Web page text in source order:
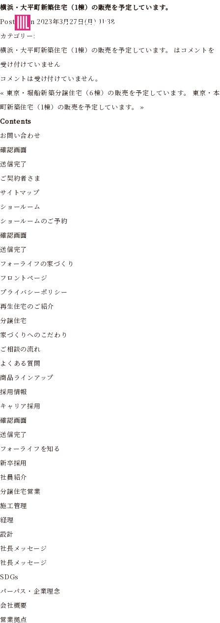
フォーライフ株式会社
横浜・大平町新築住宅（1棟）の販売を予定しています。
Posted on 2023年3月27日(月) 11:38
カテゴリー:
横浜・大平町新築住宅（1棟）の販売を予定しています。 は コメントを
受け付けていません
コメントは受け付けていません。
« 東京・堀船新築分譲住宅（6棟）の販売を予定しています。
東京・本
町新築住宅（1棟）の販売を予定しています。
»
Contents
お問い合わせ
確認画面
送信完了
ご契約者さま
サイトマップ
ショールーム
ショールームのご予約
確認画面
送信完了
フォーライフの家づくり
フロントページ
プライバシーポリシー
再生住宅のご紹介
分譲住宅
家づくりへのこだわり
ご相談の流れ
よくある質問
商品ラインアップ
採用情報
キャリア採用
確認画面
送信完了
フォーライフを知る
新卒採用
社員紹介
分譲住宅営業
施工管理
経理
設計
社長メッセージ
社長メッセージ
SDGs
パーパス・企業理念
会社概要
営業拠点